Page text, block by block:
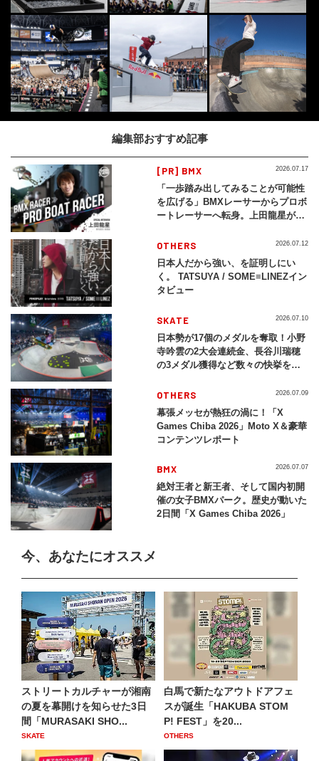
編集部おすすめ記事
[PR] BMX
「一歩踏み出してみることが可能性
を広げる」BMXレーサーからプロボ
ートレーサーへ転身。上田龍星が体
2026.07.17
OTHERS
日本人だから強い、を証明しにい
く。 TATSUYA / SOME≡LINEZイン
タビュー
2026.07.12
SKATE
日本勢が17個のメダルを奪取！小野
寺吟雲の2大会連続金、長谷川瑞穂
の3メダル獲得など数々の快挙をプ
2026」
2026.07.10
OTHERS
幕張メッセが熱狂の渦に！「X
Games Chiba 2026」Moto X＆豪華
コンテンツレポート
2026.07.09
BMX
絶対王者と新王者、そして国内初開
催の女子BMXパーク。歴史が動いた
2日間「X Games Chiba 2026」
2026.07.07
今、あなたにオススメ
ストリートカルチャーが湘南
の夏を幕開けを知らせた3日
間「MURASAKI SHO...
SKATE
白馬で新たなアウトドアフェ
スが誕生「HAKUBA STOM
P! FEST」を20...
OTHERS